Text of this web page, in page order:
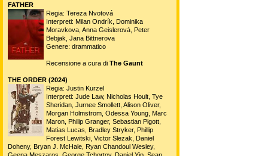
FATHER
Regia: Tereza Nvotová
Interpreti: Milan Ondrík, Dominika
Moravkova, Anna Geislerová, Peter
Bebjak, Jana Bittnerova
Genere: drammatico
Recensione a cura di The Gaunt
THE ORDER (2024)
Regia: Justin Kurzel
Interpreti: Jude Law, Nicholas Hoult, Tye
Sheridan, Jurnee Smollett, Alison Oliver,
Morgan Holmstrom, Odessa Young, Marc
Maron, Philip Granger, Sebastian Pigott,
Matias Lucas, Bradley Stryker, Phillip
Forest Lewitski, Victor Slezak, Daniel
Doheny, Bryan J. McHale, Ryan Chandoul Wesley,
Geena Meszaros, George Tchortov, Daniel Yip, Sean